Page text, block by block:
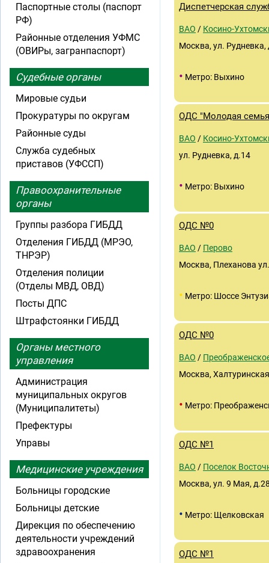
Диспетчерская
ВАО / Косино-
Москва, ул. Рудневка,
• Метро: Выхино
ОДС "Молодая
ВАО / Косино-
ул. Рудневка, д.14
• Метро: Выхино
ОДС №0
ВАО / Перово
Москва, Плеханова
• Метро: Шоссе
ОДС №0
ВАО /
Москва,
• Метро:
ОДС №1
ВАО / Поселок
Москва, ул. 9 Мая,
• Метро: Щелковская
ОДС №1
Паспортные столы (паспорт
РФ)
Районные отделения УФМС
(ОВИРы, загранпаспорт)
Судебные органы
Мировые судьи
Прокуратуры по округам
Районные суды
Служба судебных
приставов (УФССП)
Правоохранительные
органы
Группы разбора ГИБДД
Отделения ГИБДД (МРЭО,
ТНРЭР)
Отделения полиции
(Отделы МВД, ОВД)
Посты ДПС
Штрафстоянки ГИБДД
Органы местного
управления
Администрация
муниципальных округов
(Муниципалитеты)
Префектуры
Управы
Медицинские учреждения
Больницы городские
Больницы детские
Дирекция по обеспечению
деятельности учреждений
здравоохранения